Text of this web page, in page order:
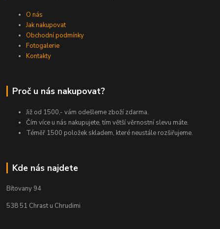
O nás
Jak nakupovat
Obchodní podmínky
Fotogalerie
Kontakty
Proč u nás nakupovat?
Již od 1500,- vám odešleme zboží zdarma.
Čím více u nás nakupujete, tím větší věrnostní slevu máte.
Téměř 1500 položek skladem, které neustále rozšiřujeme.
Kde nás najdete
Bítovany 94
538 51 Chrast u Chrudimi